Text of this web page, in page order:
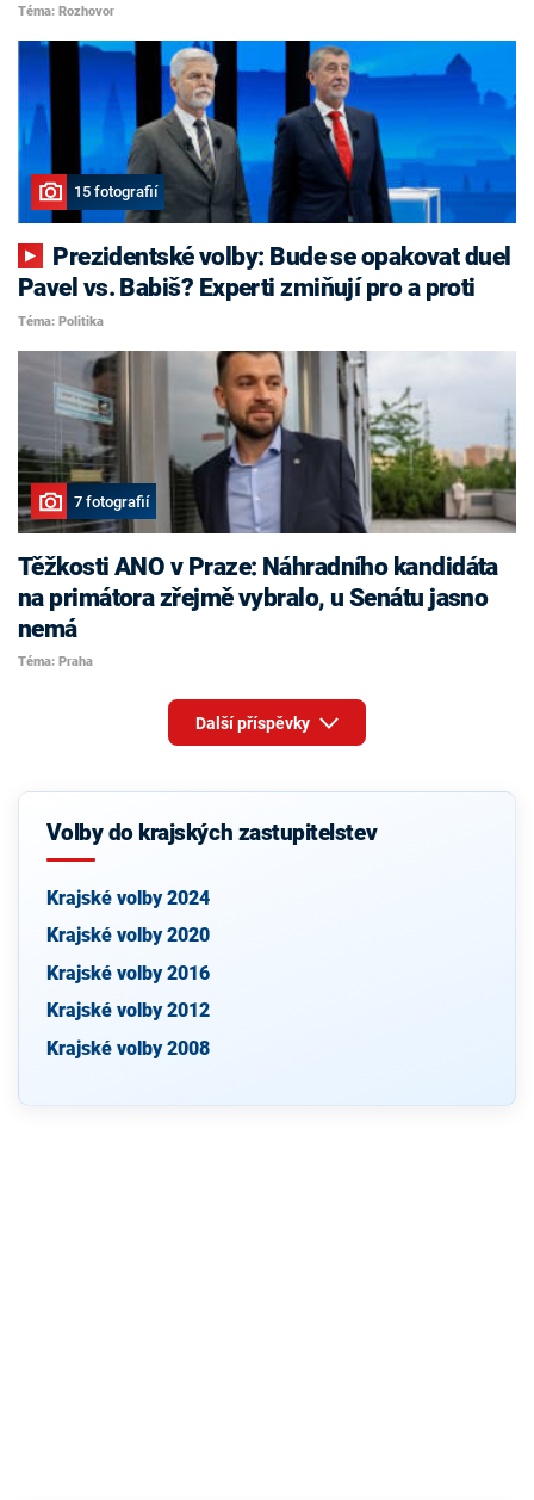
Téma: Rozhovor
15 fotografií
Pavel vs. Babiš? Experti zmiňují pro a proti
Téma: Politika
7 fotografií
Těžkosti ANO v Praze: Náhradního kandidáta
na primátora zřejmě vybralo, u Senátu jasno
nemá
Téma: Praha
Další příspěvky
Volby do krajských zastupitelstev
Krajské volby 2024
Krajské volby 2020
Krajské volby 2016
Krajské volby 2012
Krajské volby 2008